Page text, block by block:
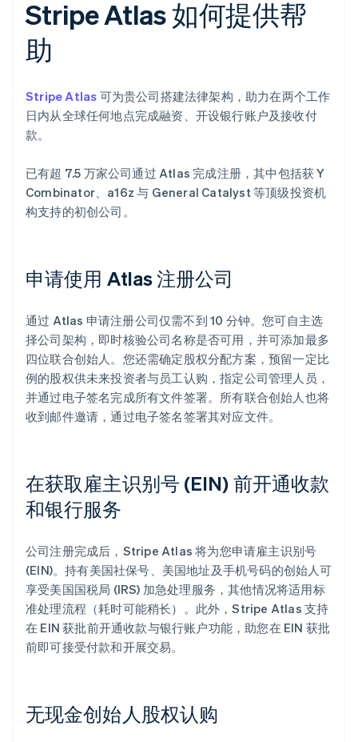
Stripe Atlas 如何提供帮
助
Stripe Atlas 可为贵公司搭建法律架构，助力在两个工作
日内从全球任何地点完成融资、开设银行账户及接收付
款。
已有超 7.5 万家公司通过 Atlas 完成注册，其中包括获 Y
Combinator、a16z 与 General Catalyst 等顶级投资机
构支持的初创公司。
申请使用 Atlas 注册公司
通过 Atlas 申请注册公司仅需不到 10 分钟。您可自主选
择公司架构，即时核验公司名称是否可用，并可添加最多
四位联合创始人。您还需确定股权分配方案，预留一定比
例的股权供未来投资者与员工认购，指定公司管理人员，
并通过电子签名完成所有文件签署。所有联合创始人也将
收到邮件邀请，通过电子签名签署其对应文件。
在获取雇主识别号 (EIN) 前开通收款
和银行服务
公司注册完成后，Stripe Atlas 将为您申请雇主识别号
(EIN)。持有美国社保号、美国地址及手机号码的创始人可
享受美国国税局 (IRS) 加急处理服务，其他情况将适用标
准处理流程（耗时可能稍长）。此外，Stripe Atlas 支持
在 EIN 获批前开通收款与银行账户功能，助您在 EIN 获批
前即可接受付款和开展交易。
无现金创始人股权认购